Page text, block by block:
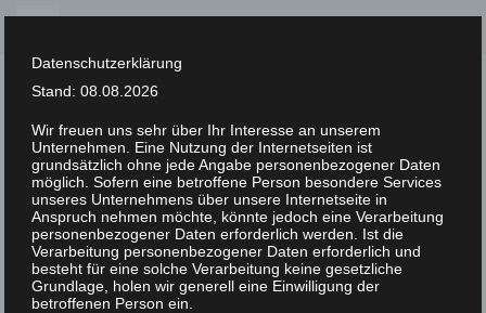
Skip
content
XLAB STIFTUNG
UNCATEGORIZED / 16. FEBRUAR 2023
Klitzing
Datenschutzerklärung
Stand: 08.08.2026
Wir freuen uns sehr über Ihr Interesse an unserem
Unternehmen. Eine Nutzung der Internetseiten ist
grundsätzlich ohne jede Angabe personenbezogener Daten
möglich. Sofern eine betroffene Person besondere Services
unseres Unternehmens über unsere Internetseite in
Anspruch nehmen möchte, könnte jedoch eine Verarbeitung
personenbezogener Daten erforderlich werden. Ist die
Verarbeitung personenbezogener Daten erforderlich und
besteht für eine solche Verarbeitung keine gesetzliche
Grundlage, holen wir generell eine Einwilligung der
betroffenen Person ein.